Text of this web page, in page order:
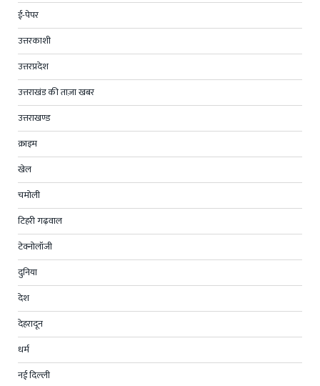
ई-पेपर
उत्तरकाशी
उत्तरप्रदेश
उत्तराखंड की ताज़ा खबर
उत्तराखण्ड
क्राइम
खेल
चमोली
टिहरी गढ़वाल
टेक्नोलॉजी
दुनिया
देश
देहरादून
धर्म
नई दिल्ली